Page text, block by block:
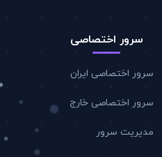
سرور اختصاصی
سرور اختصاصی ایران
سرور اختصاصی خارج
مدیریت سرور